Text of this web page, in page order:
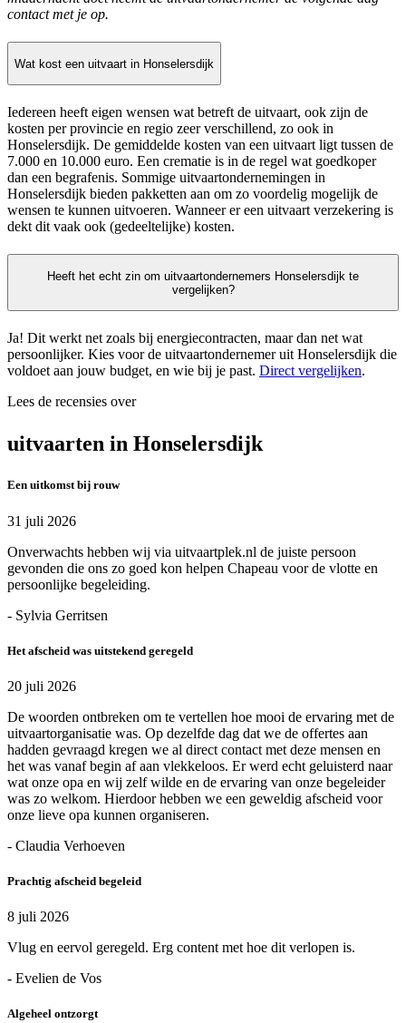
contact met je op.
Wat kost een uitvaart in Honselersdijk
Iedereen heeft eigen wensen wat betreft de uitvaart, ook zijn de
kosten per provincie en regio zeer verschillend, zo ook in
Honselersdijk. De gemiddelde kosten van een uitvaart ligt tussen de
7.000 en 10.000 euro. Een crematie is in de regel wat goedkoper
dan een begrafenis. Sommige uitvaartondernemingen in
Honselersdijk bieden pakketten aan om zo voordelig mogelijk de
wensen te kunnen uitvoeren. Wanneer er een uitvaart verzekering is
dekt dit vaak ook (gedeeltelijke) kosten.
Heeft het echt zin om uitvaartondernemers Honselersdijk te
vergelijken?
Ja! Dit werkt net zoals bij energiecontracten, maar dan net wat
persoonlijker. Kies voor de uitvaartondernemer uit Honselersdijk die
voldoet aan jouw budget, en wie bij je past. Direct vergelijken.
Lees de recensies over
uitvaarten in Honselersdijk
Een uitkomst bij rouw
31 juli 2026
Onverwachts hebben wij via uitvaartplek.nl de juiste persoon
gevonden die ons zo goed kon helpen Chapeau voor de vlotte en
persoonlijke begeleiding.
- Sylvia Gerritsen
Het afscheid was uitstekend geregeld
20 juli 2026
De woorden ontbreken om te vertellen hoe mooi de ervaring met de
uitvaartorganisatie was. Op dezelfde dag dat we de offertes aan
hadden gevraagd kregen we al direct contact met deze mensen en
het was vanaf begin af aan vlekkeloos. Er werd echt geluisterd naar
wat onze opa en wij zelf wilde en de ervaring van onze begeleider
was zo welkom. Hierdoor hebben we een geweldig afscheid voor
onze lieve opa kunnen organiseren.
- Claudia Verhoeven
Prachtig afscheid begeleid
8 juli 2026
Vlug en eervol geregeld. Erg content met hoe dit verlopen is.
- Evelien de Vos
Algeheel ontzorgt